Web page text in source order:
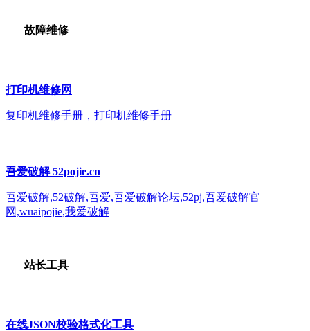
故障维修
打印机维修网
复印机维修手册，打印机维修手册
吾爱破解 52pojie.cn
吾爱破解,52破解,吾爱,吾爱破解论坛,52pj,吾爱破解官
网,wuaipojie,我爱破解
站长工具
在线JSON校验格式化工具